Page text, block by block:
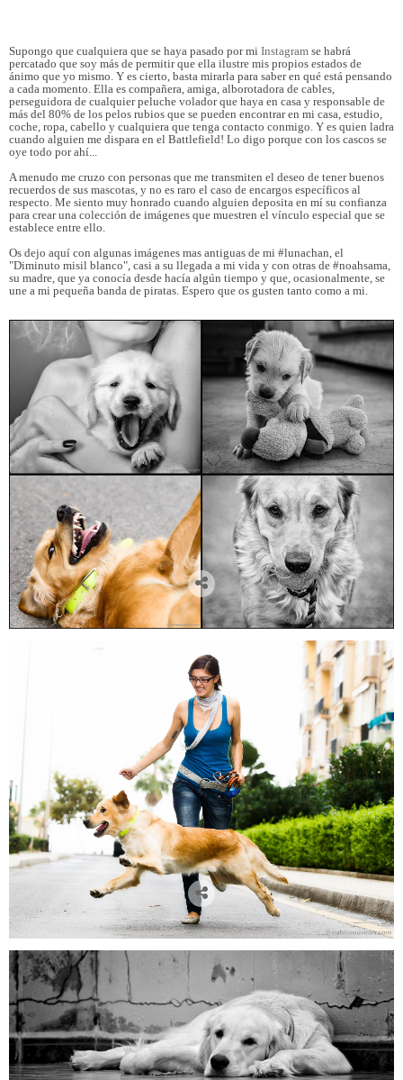
Supongo que cualquiera que se haya pasado por mi Instagram se habrá
percatado que soy más de permitir que ella ilustre mis propios estados de
ánimo que yo mismo. Y es cierto, basta mirarla para saber en qué está pensando
a cada momento. Ella es compañera, amiga, alborotadora de cables,
perseguidora de cualquier peluche volador que haya en casa y responsable de
más del 80% de los pelos rubios que se pueden encontrar en mi casa, estudio,
coche, ropa, cabello y cualquiera que tenga contacto conmigo. Y es quien ladra
cuando alguien me dispara en el Battlefield! Lo digo porque con los cascos se
oye todo por ahí...
A menudo me cruzo con personas que me transmiten el deseo de tener buenos
recuerdos de sus mascotas, y no es raro el caso de encargos específicos al
respecto. Me siento muy honrado cuando alguien deposita en mí su confianza
para crear una colección de imágenes que muestren el vínculo especial que se
establece entre ello.
Os dejo aquí con algunas imágenes mas antiguas de mi #lunachan, el
"Diminuto misil blanco", casi a su llegada a mi vida y con otras de #noahsama,
su madre, que ya conocía desde hacía algún tiempo y que, ocasionalmente, se
une a mi pequeña banda de piratas. Espero que os gusten tanto como a mi.